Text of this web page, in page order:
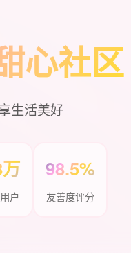
心社区
生活美好
户
98.5%
友善度评分